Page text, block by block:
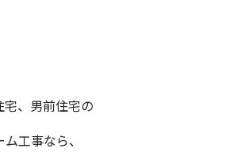
宅、男前住宅の
工事なら、